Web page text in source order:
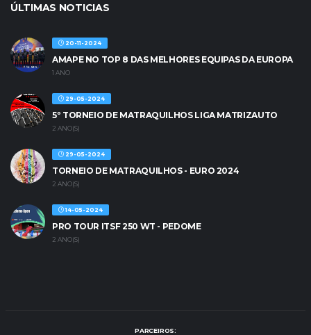
ÚLTIMAS NOTICIAS
20-11-2024
AMAPE NO TOP 8 DAS MELHORES EQUIPAS DA EUROPA
1 ANO
29-05-2024
5º TORNEIO DE MATRAQUILHOS LIGA MATRIZAUTO
2 ANO(S)
29-05-2024
TORNEIO DE MATRAQUILHOS - EURO 2024
2 ANO(S)
14-05-2024
PRO TOUR ITSF 250 WT - PEDOME
2 ANO(S)
PARCEIROS: